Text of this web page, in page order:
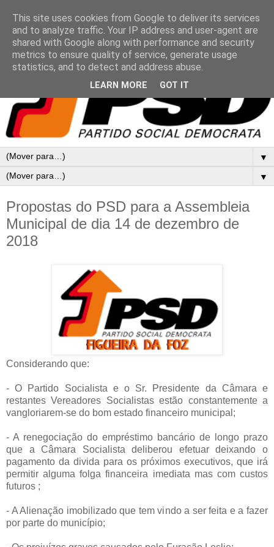
▼
▼
Propostas do PSD para a Assembleia
Municipal de dia 14 de dezembro de
2018
Considerando que:
- O Partido Socialista e o Sr. Presidente da Câmara e
restantes Vereadores Socialistas estão constantemente a
vangloriarem-se do bom estado financeiro municipal;
- A renegociação do empréstimo bancário de longo prazo
que a Câmara Socialista deliberou efetuar deixando o
pagamento da divida para os próximos executivos, que irá
permitir alguma folga financeira imediata mas com custos
futuros ;
- A Alienação imobilizado que tem vindo a ser feita e a fazer
por parte do município;
This site uses cookies from Google to deliver its services
and to analyze traffic. Your IP address and user-agent are
shared with Google along with performance and security
metrics to ensure quality of service, generate usage
statistics, and to detect and address abuse.
LEARN MORE GOT IT